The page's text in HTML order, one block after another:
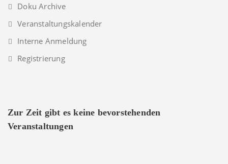
Doku Archive
Veranstaltungskalender
Interne Anmeldung
Registrierung
Zur Zeit gibt es keine bevorstehenden
Veranstaltungen